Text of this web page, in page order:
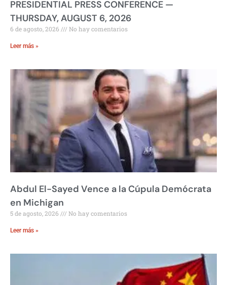
PRESIDENTIAL PRESS CONFERENCE —
THURSDAY, AUGUST 6, 2026
6 de agosto, 2026 No hay comentarios
Leer más »
Abdul El-Sayed Vence a la Cúpula Demócrata
en Michigan
5 de agosto, 2026 No hay comentarios
Leer más »